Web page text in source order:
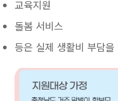
교육지원
돌봄 서비스
등은 실제 생활비 부담